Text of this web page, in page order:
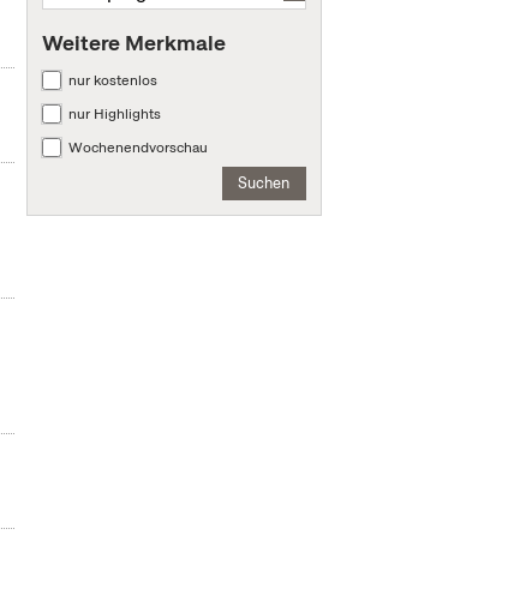
Weitere Merkmale
nur kostenlos
nur Highlights
Wochenendvorschau
Suchen